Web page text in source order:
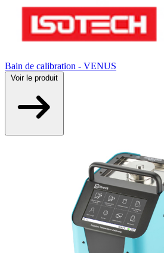
Bain de calibration - VENUS
Voir le produit